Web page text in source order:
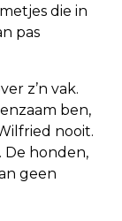
die in
pas
z’n vak.
ben,
nooit.
De honden,
geen